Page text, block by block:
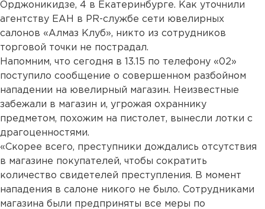
Орджоникидзе, 4 в Екатеринбурге. Как уточнили
агентству ЕАН в PR-службе сети ювелирных
салонов «Алмаз Клуб», никто из сотрудников
торговой точки не пострадал.
Напомним, что сегодня в 13.15 по телефону «02»
поступило сообщение о совершенном разбойном
нападении на ювелирный магазин. Неизвестные
забежали в магазин и, угрожая охраннику
предметом, похожим на пистолет, вынесли лотки с
драгоценностями.
«Скорее всего, преступники дождались отсутствия
в магазине покупателей, чтобы сократить
количество свидетелей преступления. В момент
нападения в салоне никого не было. Сотрудниками
магазина были предприняты все меры по